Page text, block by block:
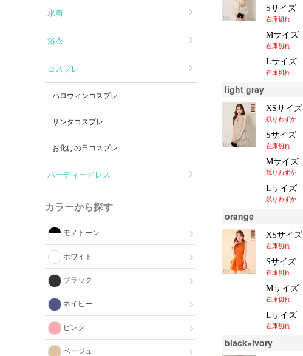
水着
浴衣
コスプレ
ハロウィンコスプレ
サンタコスプレ
お化けの日コスプレ
パーティードレス
カラーから探す
モノトーン
ホワイト
ブラック
ネイビー
ピンク
ベージュ
Sサイズ
在庫切れ
Mサイズ
在庫切れ
Lサイズ
在庫切れ
light gray
XSサイズ
残りわずか
Sサイズ
在庫切れ
Mサイズ
残りわずか
Lサイズ
残りわずか
orange
XSサイズ
在庫切れ
Sサイズ
在庫切れ
Mサイズ
在庫切れ
Lサイズ
在庫切れ
black×ivory